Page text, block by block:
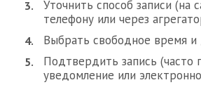
Уточнить способ записи (на
телефону или через
Выбрать свободное время и
Подтвердить запись
уведомление или